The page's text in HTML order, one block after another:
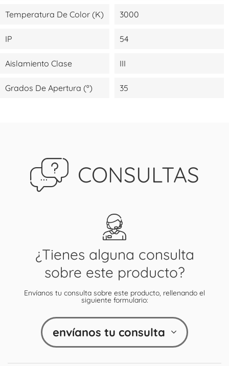
Temperatura De Color (K) 3000
IP 54
Aislamiento Clase III
Grados De Apertura (º) 35
CONSULTAS
¿Tienes alguna consulta
sobre este producto?
Envíanos tu consulta sobre este producto, rellenando el
siguiente formulario:
envíanos tu consulta